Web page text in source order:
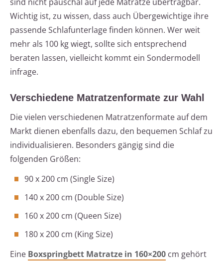
Wichtig ist, zu wissen, dass auch Übergewichtige ihre
passende Schlafunterlage finden können. Wer weit
mehr als 100 kg wiegt, sollte sich entsprechend
beraten lassen, vielleicht kommt ein Sondermodell
infrage.
Verschiedene Matratzenformate zur Wahl
Die vielen verschiedenen Matratzenformate auf dem
Markt dienen ebenfalls dazu, den bequemen Schlaf zu
individualisieren. Besonders gängig sind die
folgenden Größen:
90 x 200 cm (Single Size)
140 x 200 cm (Double Size)
160 x 200 cm (Queen Size)
180 x 200 cm (King Size)
Eine Boxspringbett Matratze in 160×200 cm gehört